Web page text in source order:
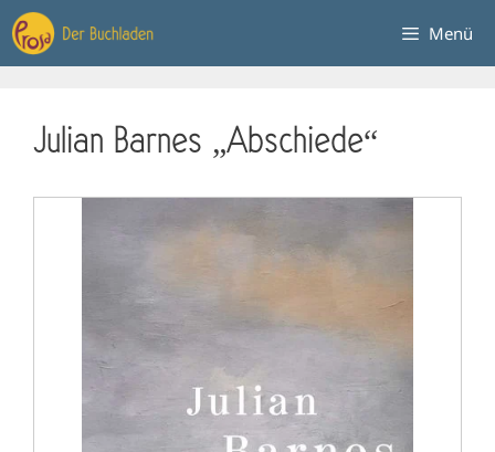
Zum
Inhalt
springen
Menü
Julian Barnes „Abschiede“